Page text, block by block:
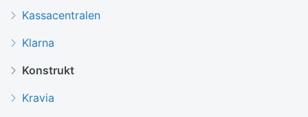
Kassacentralen
Klarna
Konstrukt
Kravia